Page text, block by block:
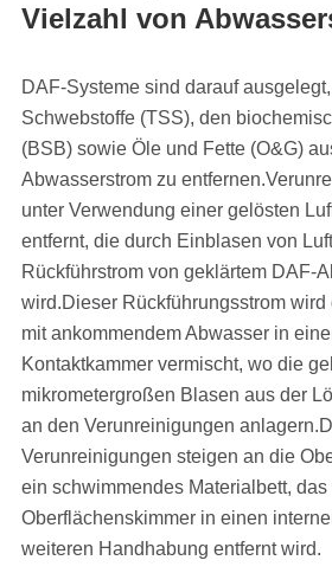
Vielzahl von
DAF-Systeme sind darauf
Schwebstoffe (TSS), den
(BSB) sowie Öle und Fette (O&G)
Abwasserstrom zu
unter Verwendung einer gelösten
entfernt, die durch Einblasen von
Rückführstrom von geklärtem DAF-
wird.Dieser Rückführungsstrom wird
mit ankommendem Abwasser in
Kontaktkammer vermischt, wo die
mikrometergroßen Blasen aus der
an den Verunreinigungen
Verunreinigungen steigen an die
ein schwimmendes Materialbett,
Oberflächenskimmer in einen
weiteren Handhabung entfernt wird.